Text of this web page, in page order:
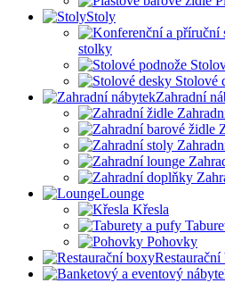
Stoly
stolky
Stolové
Zahradní
Lounge
Křesla
Pohovky